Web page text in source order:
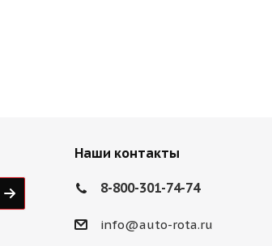
Наши контакты
8-800-301-74-74
info@auto-rota.ru